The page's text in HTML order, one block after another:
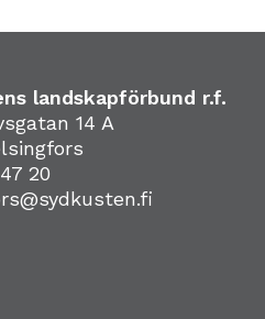
landskapförbund r.f.
14 A
20